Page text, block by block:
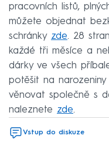
pracovních listů,
můžete objednat
schránky zde. 28
každé tři měsíce a
dárky ve všech
potěšit na
věnovat společně s
naleznete zde.
Vstup do diskuze